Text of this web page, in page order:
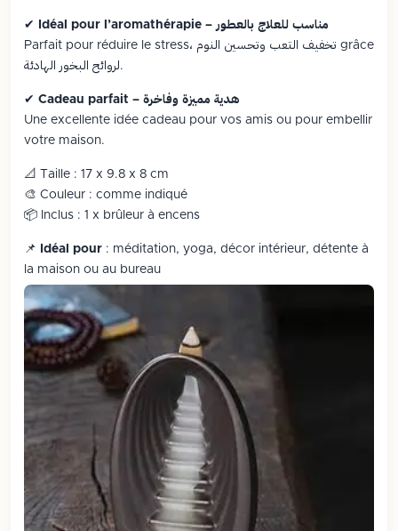
✔
Idéal pour l’aromathérapie – مناسب للعلاج بالعطور
Parfait pour réduire le stress، تخفيف التعب وتحسين النوم grâce
لروائح البخور الهادئة.
✔
Cadeau parfait – هدية مميزة وفاخرة
Une excellente idée cadeau pour vos amis ou pour embellir
votre maison.
📐 Taille : 17 x 9.8 x 8 cm
🎨 Couleur : comme indiqué
📦 Inclus : 1 x brûleur à encens
📌 Idéal pour : méditation, yoga, décor intérieur, détente à
la maison ou au bureau